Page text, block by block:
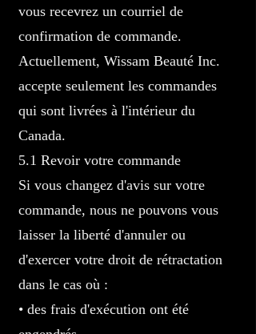
vous recevrez un courriel de
confirmation de commande.
Actuellement, Wissam Beauté Inc.
accepte seulement les commandes
qui sont livrées à l'intérieur du
Canada.
5.1 Revoir votre commande
Si vous changez d'avis sur votre
commande, nous ne pouvons vous
laisser la liberté d'annuler ou
d'exercer votre droit de rétractation
dans le cas où :
• des frais d'exécution ont été